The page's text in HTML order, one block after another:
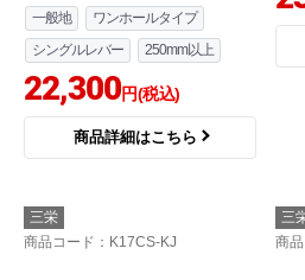
一般地
ワンホールタイプ
シングルレバー
250mm以上
22,300円(税込)
商品詳細はこちら
三栄
商品コード ：K17CS-KJ
三
商